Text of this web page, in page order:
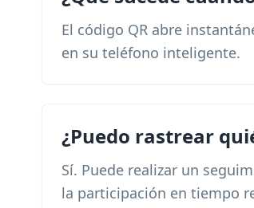
El código QR abre
en su teléfono inteligente.
¿Puedo rastrear
Sí. Puede realizar un
la participación en tiempo